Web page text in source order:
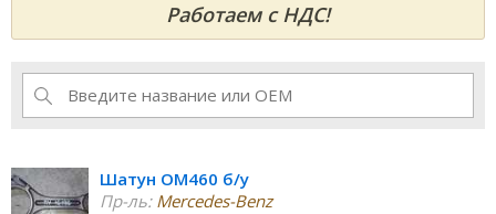
Работаем с НДС!
Шатун OM460 б/у
Пр-ль:Mercedes-Benz